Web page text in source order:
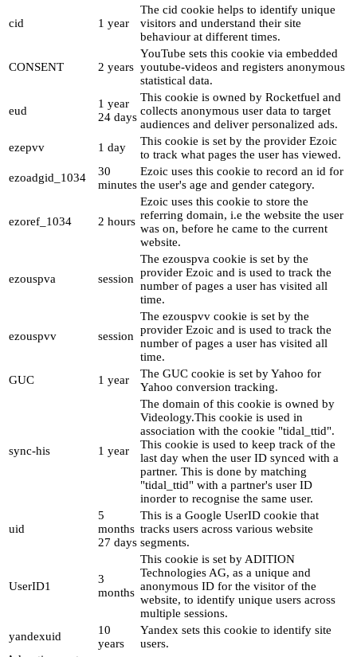
cid 1 year
The cid cookie helps to identify unique
visitors and understand their site
behaviour at different times.
CONSENT 2 years
YouTube sets this cookie via embedded
youtube-videos and registers anonymous
statistical data.
eud
1 year
24 days
This cookie is owned by Rocketfuel and
collects anonymous user data to target
audiences and deliver personalized ads.
ezepvv
1 day
This cookie is set by the provider Ezoic
to track what pages the user has viewed.
ezoadgid_1034
30
minutes
Ezoic uses this cookie to record an id for
the user's age and gender category.
ezoref_1034 2 hours
Ezoic uses this cookie to store the
referring domain, i.e the website the user
was on, before he came to the current
website.
ezouspva session
The ezouspva cookie is set by the
provider Ezoic and is used to track the
number of pages a user has visited all
time.
ezouspvv session
The ezouspvv cookie is set by the
provider Ezoic and is used to track the
number of pages a user has visited all
time.
GUC
1 year
The GUC cookie is set by Yahoo for
Yahoo conversion tracking.
sync-his 1 year
The domain of this cookie is owned by
Videology.This cookie is used in
association with the cookie "tidal_ttid".
This cookie is used to keep track of the
last day when the user ID synced with a
partner. This is done by matching
"tidal_ttid" with a partner's user ID
inorder to recognise the same user.
uid
5
months
27 days
This is a Google UserID cookie that
tracks users across various website
segments.
UserID1
3
months
This cookie is set by ADITION
Technologies AG, as a unique and
anonymous ID for the visitor of the
website, to identify unique users across
multiple sessions.
yandexuid
10
years
Yandex sets this cookie to identify site
users.